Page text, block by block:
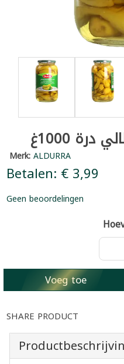
1000غ
Merk:ALDURRA
Betalen: € 3,99
Geen beoordelingen
Voeg toe
SHARE PRODUCT